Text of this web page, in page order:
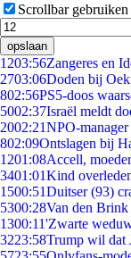
Scrollbar gebruiken
opslaan
1203:56Zangeres en
2703:06Doden bij
802:56PS5-doos
5002:37Israël meldt
2002:21NPO-
802:09Ontslagen bij
1201:08Accell,
3401:01Kind
1500:51Duitser (93)
5300:28Van den Brink
1300:11'Zwarte
3223:58Trump wil dat